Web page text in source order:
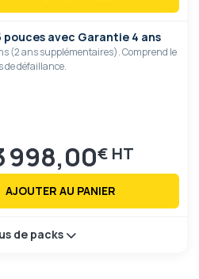
pouces avec Garantie 4 ans
(2 ans supplémentaires). Comprend le
de défaillance.
998,00€
AJOUTER AU PANIER
de packs